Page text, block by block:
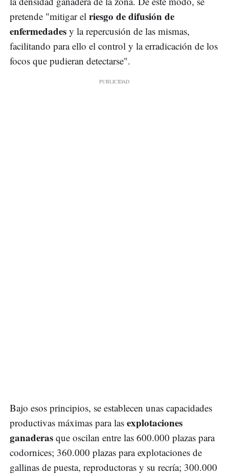
pretende "mitigar el riesgo de difusión de
enfermedades y la repercusión de las mismas,
facilitando para ello el control y la erradicación de los
focos que pudieran detectarse".
Bajo esos principios, se establecen unas capacidades
productivas máximas para las explotaciones
ganaderas que oscilan entre las 600.000 plazas para
codornices; 360.000 plazas para explotaciones de
gallinas de puesta, reproductoras y su recría; 300.000